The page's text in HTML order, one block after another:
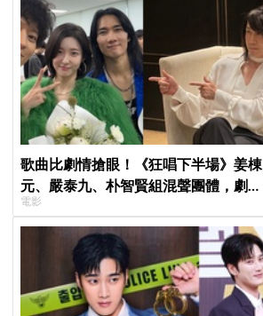
歌曲比劇情搶眼！《狂唱下半場》姜棟
元、嚴泰九、朴智賢組混聲團體，劇中
曲《Love Is》超洗腦
電影